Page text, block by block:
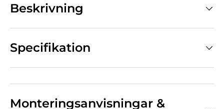
Beskrivning
Specifikation
Monteringsanvisningar &